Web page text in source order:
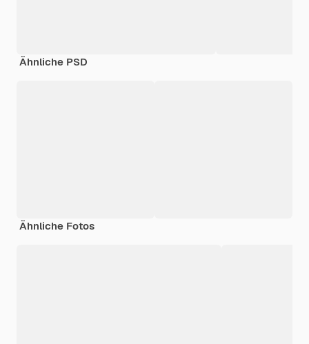
Ähnliche PSD
Ähnliche Fotos